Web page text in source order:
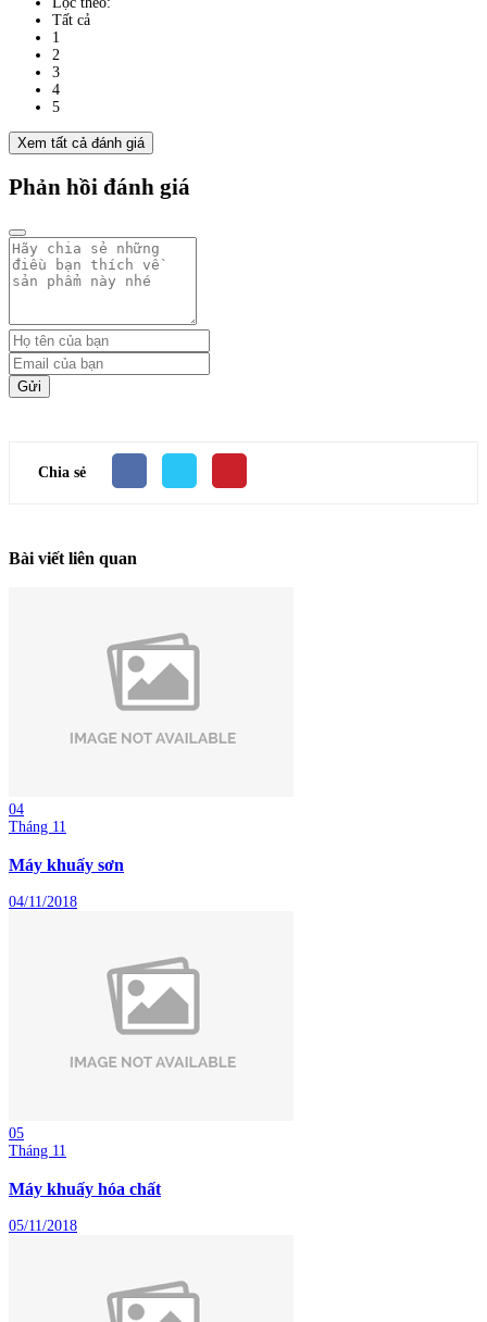
Tất cả
1
2
3
4
5
Xem tất cả đánh giá
Phản hồi đánh giá
Gửi
Chia sẻ
Bài viết liên quan
04
Tháng 11
Máy khuấy sơn
04/11/2018
05
Tháng 11
Máy khuấy hóa chất
05/11/2018